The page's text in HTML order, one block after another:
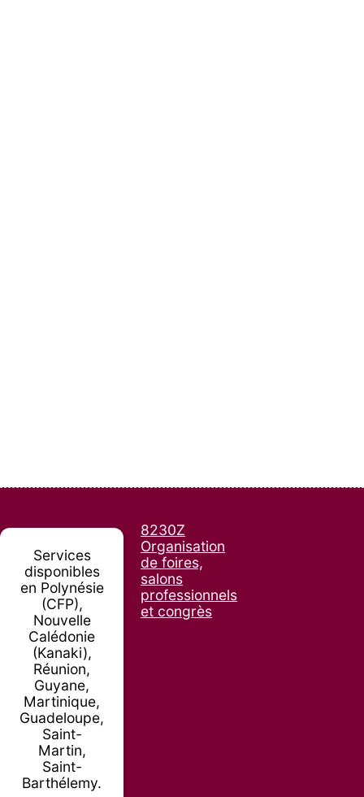
Services
disponibles
en Polynésie
(CFP),
Nouvelle
Calédonie
(Kanaki),
Réunion,
Guyane,
Martinique,
Guadeloupe,
Saint-
Martin,
Saint-
Barthélemy.
8230Z
Organisation
de foires,
salons
professionnels
et congrès